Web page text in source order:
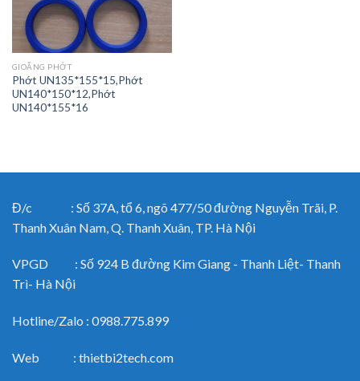
GIOĂNG PHỚT
Phớt UN135*155*15,Phớt
UN140*150*12,Phớt
UN140*155*16
Đ/c : Số 37A, tổ 6, ngõ 477/50 đường Nguyễn Trãi, P.
Thanh Xuân Nam, Q. Thanh Xuân, TP. Hà Nội
VPGD : Số 924 B đường Kim Giang - Thanh Liệt- Thanh
Trì- Hà Nội
Hotline/Zalo : 0988.775.899
Web : thietbi2tech.com